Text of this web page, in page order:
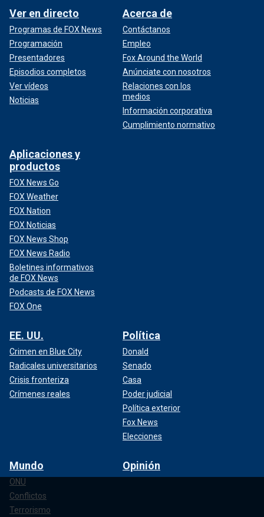
Ver en directo
Programas de FOX News
Programación
Presentadores
Episodios completos
Ver vídeos
Noticias
Acerca de
Contáctanos
Empleo
Fox Around the World
Anúnciate con nosotros
Relaciones con los
medios
Información corporativa
Cumplimiento normativo
Aplicaciones y
productos
FOX News Go
FOX Weather
FOX Nation
FOX Noticias
FOX News Shop
FOX News Radio
Boletines informativos
de FOX News
Podcasts de FOX News
FOX One
EE. UU.
Crimen en Blue City
Radicales universitarios
Crisis fronteriza
Crímenes reales
Política
Donald
Senado
Casa
Poder judicial
Política exterior
Fox News
Elecciones
Mundo
ONU
Conflictos
Terrorismo
Opinión